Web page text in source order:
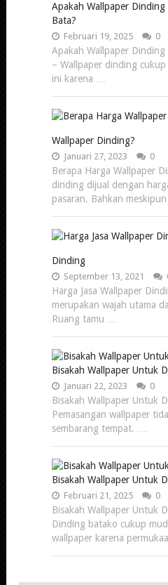
Apakah Wallpaper
Bata?
Februari 19, 2025 0
Apakah Wallpaper
– Wallpaper dinding
ini karena …
Wallpaper Dinding?
Januari 27, 2023 0
Berapa Harga Wallpaper
dinding dijual dengan
pasaran. Bahkan
Dinding
September 13, 2021
Harga Jasa Wallpaper
merupakan wajah utama
Ruang tamu …
Bisakah Wallpaper Untuk
Januari 22, 2023 0
Bisakah Wallpaper Untuk
Pemasangan wallpaper
sembarang tempat. …
Bisakah Wallpaper Untuk
Februari 21, 2025 0
Bisakah Wallpaper Untuk
Dinding batako cukup
wallpaper karena